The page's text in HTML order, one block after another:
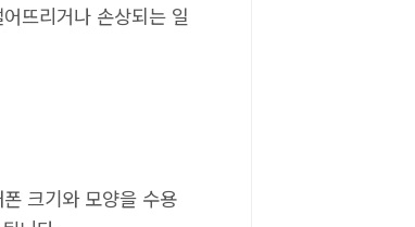
뜨리거나 손상되는 일
크기와 모양을 수용